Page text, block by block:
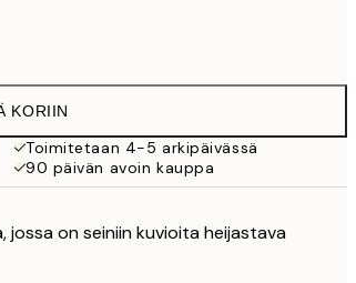
38 €
KORIIN
Toimitetaan 4-5 arkipäivässä
90 päivän avoin kauppa
jossa on seiniin kuvioita heijastava